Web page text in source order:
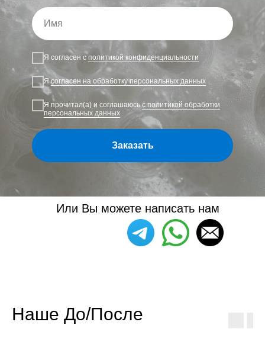
Я согласен с политикой конфиденциальности
Ясогласен на обработку персональных данных
Я прочитал(а) и соглашаюсьс политикой обработки
персональных данных
Заказать
Или Вы можете написать нам
Наше До/После